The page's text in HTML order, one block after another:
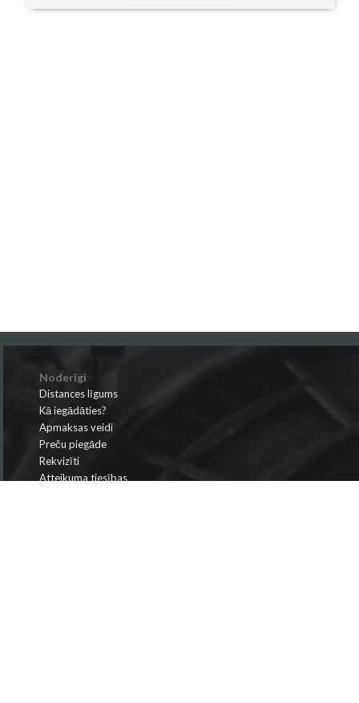
Noderīgi
Distances līgums
Kā iegādāties?
Apmaksas veidi
Preču piegāde
Rekvizīti
Atteikuma tiesības